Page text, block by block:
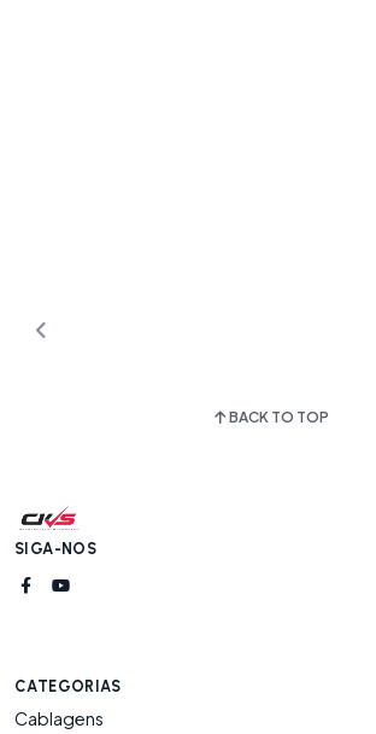
BACK TO TOP
SIGA-NOS
CATEGORIAS
Cablagens